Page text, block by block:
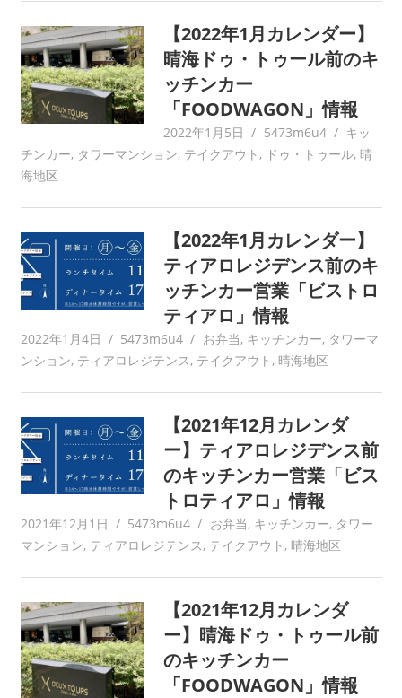
【2022年1月カレンダー】
晴海ドゥ・トゥール前のキ
ッチンカー
「FOODWAGON」情報
2022年1月5日 5473m6u4
キッ
チンカー, タワーマンション, テイクアウト , ドゥ・トゥール, 晴
海地区
【2022年1月カレンダー】
ティアロレジデンス前のキ
ッチンカー営業「ビストロ
ティアロ」情報
2022年1月4日 5473m6u4 お弁当, キッチンカー, タワーマ
ンション, ティアロレジテンス, テイクアウト , 晴海地区
【2021年12月カレンダ
ー】ティアロレジデンス前
のキッチンカー営業「ビス
トロティアロ」情報
2021年12月1日 5473m6u4 お弁当, キッチンカー, タワー
マンション, ティアロレジテンス, テイクアウト , 晴海地区
【2021年12月カレンダ
ー】晴海ドゥ・トゥール前
のキッチンカー
「FOODWAGON」情報